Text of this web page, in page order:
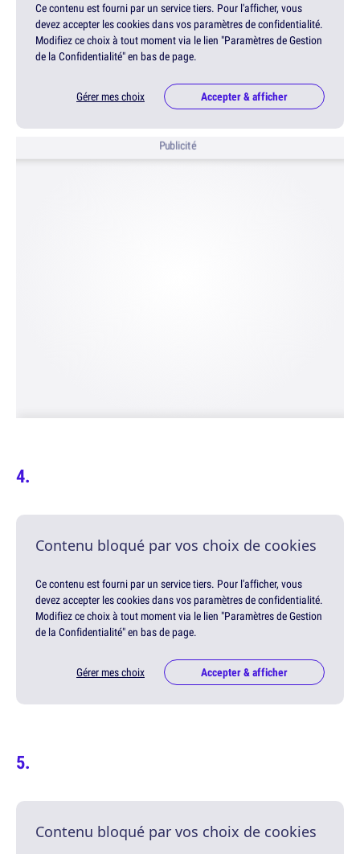
Ce contenu est fourni par un service tiers. Pour l'afficher, vous
devez accepter les cookies dans vos paramètres de confidentialité.
Modifiez ce choix à tout moment via le lien "Paramètres de Gestion
de la Confidentialité" en bas de page.
Gérer mes choix Accepter & afficher
Publicité
Contenu bloqué par vos choix de cookies
Ce contenu est fourni par un service tiers. Pour l'afficher, vous
devez accepter les cookies dans vos paramètres de confidentialité.
Modifiez ce choix à tout moment via le lien "Paramètres de Gestion
de la Confidentialité" en bas de page.
Gérer mes choix Accepter & afficher
Contenu bloqué par vos choix de cookies